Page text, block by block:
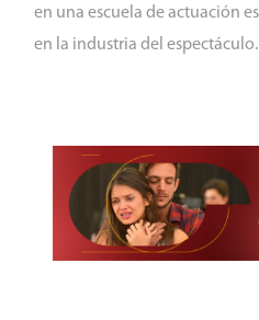
en una escuela de actuación
en la industria del espectáculo.